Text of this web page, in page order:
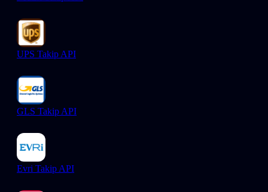
UPS Takip API
GLS Takip API
Evri Takip API